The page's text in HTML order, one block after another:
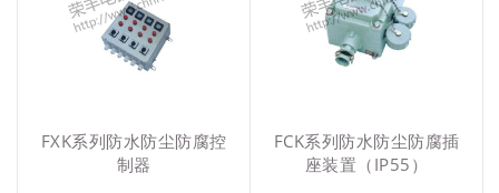
FXK系列防水防尘防腐控
制器
FCK系列防水防尘防腐插
座装置（IP55）